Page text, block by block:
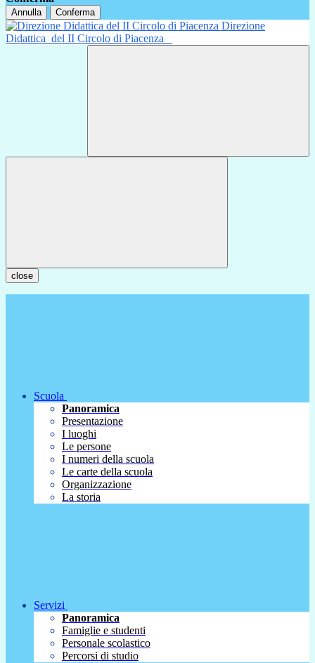
Annulla Conferma
Direzione
Didattica del II Circolo di Piacenza
close
Scuola
Panoramica
Presentazione
I luoghi
Le persone
I numeri della scuola
Le carte della scuola
Organizzazione
La storia
Servizi
Panoramica
Famiglie e studenti
Personale scolastico
Percorsi di studio